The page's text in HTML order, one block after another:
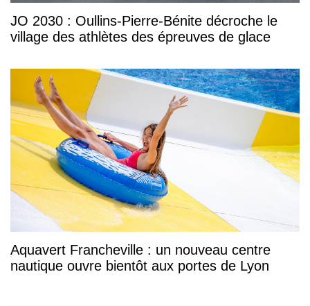
JO 2030 : Oullins-Pierre-Bénite décroche le
village des athlètes des épreuves de glace
Aquavert Francheville : un nouveau centre
nautique ouvre bientôt aux portes de Lyon